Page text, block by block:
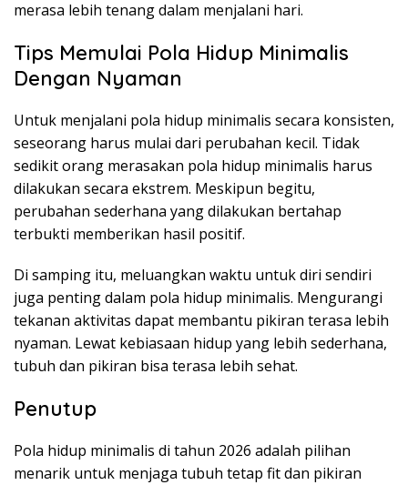
merasa lebih tenang dalam menjalani hari.
Tips Memulai Pola Hidup Minimalis
Dengan Nyaman
Untuk menjalani pola hidup minimalis secara konsisten,
seseorang harus mulai dari perubahan kecil. Tidak
sedikit orang merasakan pola hidup minimalis harus
dilakukan secara ekstrem. Meskipun begitu,
perubahan sederhana yang dilakukan bertahap
terbukti memberikan hasil positif.
Di samping itu, meluangkan waktu untuk diri sendiri
juga penting dalam pola hidup minimalis. Mengurangi
tekanan aktivitas dapat membantu pikiran terasa lebih
nyaman. Lewat kebiasaan hidup yang lebih sederhana,
tubuh dan pikiran bisa terasa lebih sehat.
Penutup
Pola hidup minimalis di tahun 2026 adalah pilihan
menarik untuk menjaga tubuh tetap fit dan pikiran